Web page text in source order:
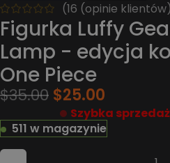
(16 (opinie klientów)
Figurka Luffy
Lamp - edycja
One Piece
$35.00 $25.00
Szybka
511 w magazynie